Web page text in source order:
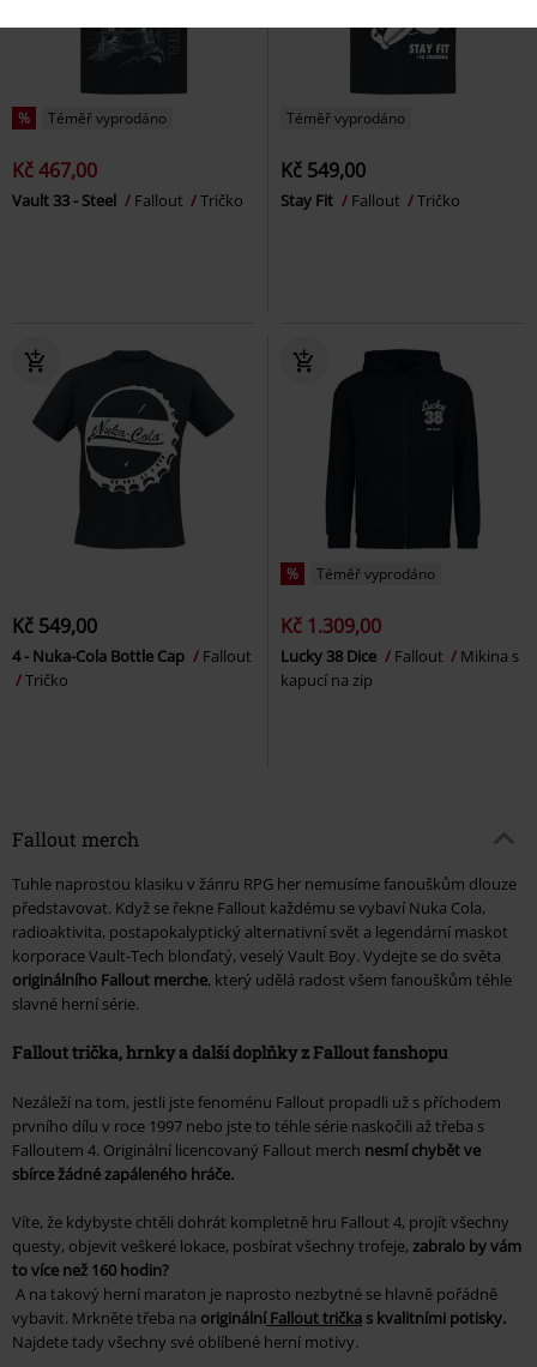
% Téměř vyprodáno
Kč 467,00
Vault 33 - Steel Fallout Tričko
Téměř vyprodáno
Kč 549,00
Stay Fit Fallout Tričko
Kč 549,00
4 - Nuka-Cola Bottle Cap
Fallout
Tričko
% Téměř vyprodáno
Kč 1.309,00
Lucky 38 Dice Fallout
Mikina s
kapucí na zip
Fallout merch
Tuhle naprostou klasiku v žánru RPG her nemusíme fanouškům dlouze
představovat. Když se řekne Fallout každému se vybaví Nuka Cola,
radioaktivita, postapokalyptický alternativní svět a legendární maskot
korporace Vault-Tech blonďatý, veselý Vault Boy. Vydejte se do světa
originálního Fallout merche, který udělá radost všem fanouškům téhle
slavné herní série.
Fallout trička, hrnky a další doplňky z Fallout fanshopu
Nezáleží na tom, jestli jste fenoménu Fallout propadli už s příchodem
prvního dílu v roce 1997 nebo jste to téhle série naskočili až třeba s
Falloutem 4. Originální licencovaný Fallout merch nesmí chybět ve
sbírce žádné zapáleného hráče.
Víte, že kdybyste chtěli dohrát kompletně hru Fallout 4, projít všechny
questy, objevit veškeré lokace, posbírat všechny trofeje, zabralo by vám
to více než 160 hodin?
A na takový herní maraton je naprosto nezbytné se hlavně pořádně
vybavit. Mrkněte třeba na originálníFallout trička s kvalitními potisky.
Najdete tady všechny své oblíbené herní motivy.